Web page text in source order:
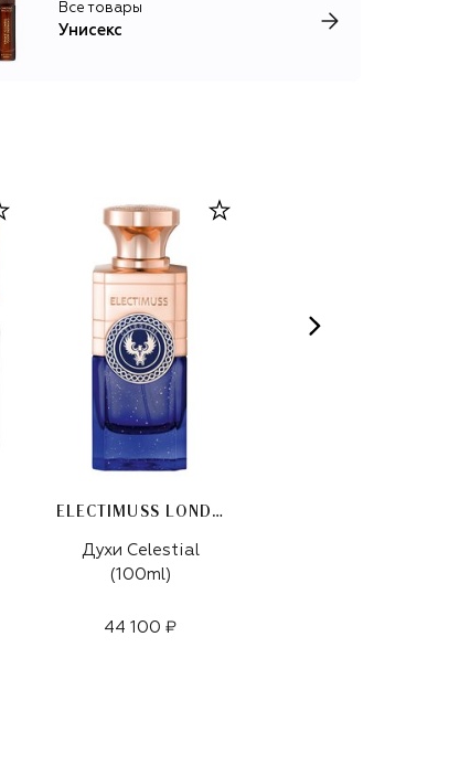
Все товары
Унисекс
ELECTIMUSS LONDON
Духи Celestial
(100ml)
44 100 ₽